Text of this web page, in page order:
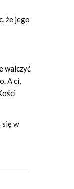
że jego
walczyć
A ci,
się w